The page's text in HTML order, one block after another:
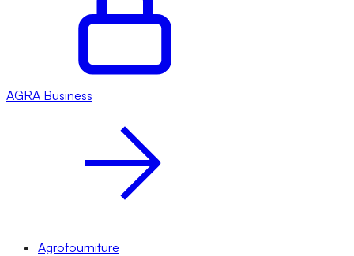
AGRA Business
Agrofourniture